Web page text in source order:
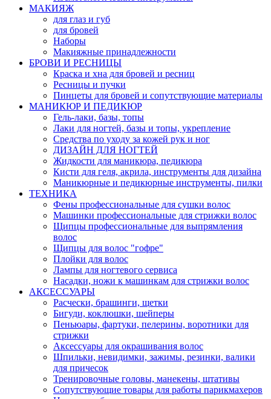
МАКИЯЖ
для глаз и губ
для бровей
Наборы
Макияжные принадлежности
БРОВИ И РЕСНИЦЫ
Краска и хна для бровей и ресниц
Ресницы и пучки
Пинцеты для бровей и сопутствующие материалы
МАНИКЮР И ПЕДИКЮР
Гель-лаки, базы, топы
Лаки для ногтей, базы и топы, укрепление
Средства по уходу за кожей рук и ног
ДИЗАЙН ДЛЯ НОГТЕЙ
Жидкости для маникюра, педикюра
Кисти для геля, акрила, инструменты для дизайна
Маникюрные и педикюрные инструменты, пилки
ТЕХНИКА
Фены профессиональные для сушки волос
Машинки профессиональные для стрижки волос
Щипцы профессиональные для выпрямления
волос
Щипцы для волос "гофре"
Плойки для волос
Лампы для ногтевого сервиса
Насадки, ножи к машинкам для стрижки волос
АКСЕССУАРЫ
Расчески, брашинги, щетки
Бигуди, коклюшки, шейперы
Пеньюары, фартуки, пелерины, воротники для
стрижки
Аксессуары для окрашивания волос
Шпильки, невидимки, зажимы, резинки, валики
для причесок
Тренировочные головы, манекены, штативы
Сопутствующие товары для работы парикмахеров